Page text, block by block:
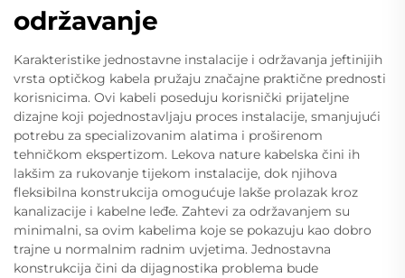
održavanje
Karakteristike jednostavne instalacije i održavanja jeftinijih
vrsta optičkog kabela pružaju značajne praktične prednosti
korisnicima. Ovi kabeli poseduju korisnički prijateljne
dizajne koji pojednostavljaju proces instalacije, smanjujući
potrebu za specializovanim alatima i proširenom
tehničkom ekspertizom. Lekova nature kabelska čini ih
lakšim za rukovanje tijekom instalacije, dok njihova
fleksibilna konstrukcija omogućuje lakše prolazak kroz
kanalizacije i kabelne leđe. Zahtevi za održavanjem su
minimalni, sa ovim kabelima koje se pokazuju kao dobro
trajne u normalnim radnim uvjetima. Jednostavna
konstrukcija čini da dijagnostika problema bude